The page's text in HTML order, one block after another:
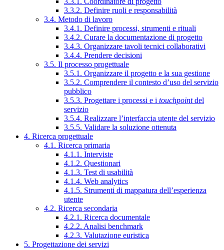
3.3.2. Definire ruoli e responsabilità
3.4. Metodo di lavoro
3.4.1. Definire processi, strumenti e rituali
3.4.2. Curare la documentazione di progetto
3.4.3. Organizzare tavoli tecnici collaborativi
3.4.4. Prendere decisioni
3.5. Il processo progettuale
3.5.1. Organizzare il progetto e la sua gestione
3.5.2. Comprendere il contesto d’uso del servizio
pubblico
3.5.3. Progettare i processi e i touchpointdel
servizio
3.5.4. Realizzare l’interfaccia utente del servizio
3.5.5. Validare la soluzione ottenuta
4. Ricerca progettuale
4.1. Ricerca primaria
4.1.1. Interviste
4.1.2. Questionari
4.1.3. Test di usabilità
4.1.4. Web analytics
4.1.5. Strumenti di mappatura dell’esperienza
utente
4.2. Ricerca secondaria
4.2.1. Ricerca documentale
4.2.2. Analisi benchmark
4.2.3. Valutazione euristica
5. Progettazione dei servizi